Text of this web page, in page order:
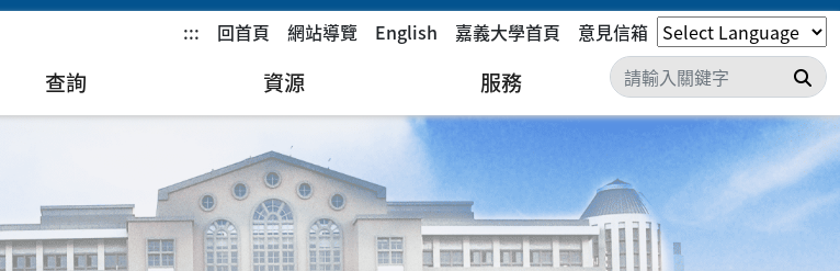
::: 回首頁 網站導覽 English 嘉義大學首頁 意見信箱
查詢 資源 服務 搜